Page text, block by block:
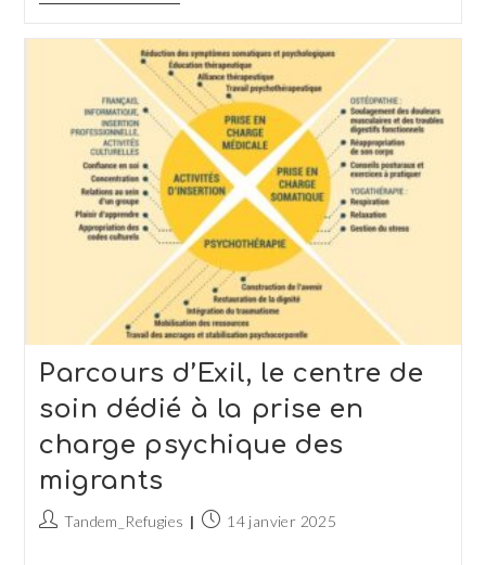
Réfugiés
Du
Soutien
Du
Fonds
Social
Européen
Plus
(FSE+)
!
Parcours d’Exil, le centre de
soin dédié à la prise en
charge psychique des
migrants
Auteur/autrice
Tandem_Refugies
Publication
14 janvier 2025